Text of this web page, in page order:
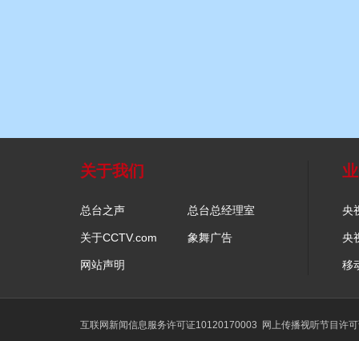
关于我们
总台之声 总台总经理室
关于CCTV.com 象舞广告
网站声明
央
央
移
互联网新闻信息服务许可证10120170003 网上传播视听节目许